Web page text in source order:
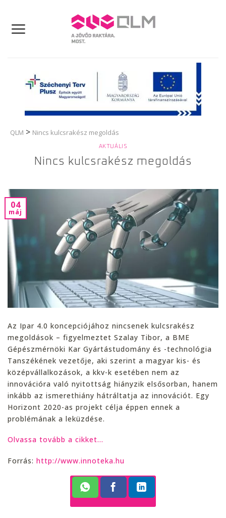
content
QLM > Nincs kulcsrakész megoldás
AKTUÁLIS
Nincs kulcsrakész megoldás
04
máj
Az Ipar 4.0 koncepciójához nincsenek kulcsrakész
megoldások – figyelmeztet Szalay Tibor, a BME
Gépészmérnöki Kar Gyártástudomány és -technológia
Tanszékének vezetője, aki szerint a magyar kis- és
középvállalkozások, a kkv-k esetében nem az
innovációra való nyitottság hiányzik elsősorban, hanem
inkább az ismerethiány hátráltatja az innovációt. Egy
Horizont 2020-as projekt célja éppen ennek a
problémának a leküzdése.
Olvassa tovább a cikket…
Forrás: http://www.innoteka.hu